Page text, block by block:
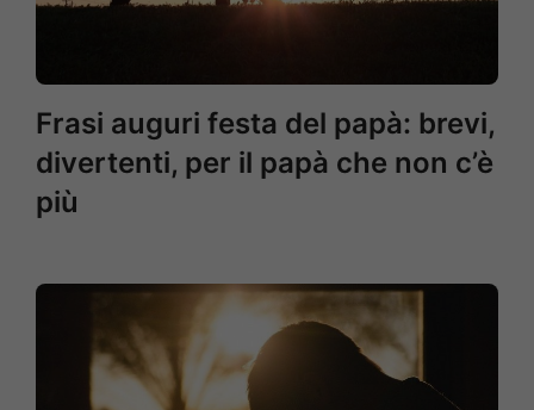
Frasi auguri festa del papà: brevi,
divertenti, per il papà che non c’è
più